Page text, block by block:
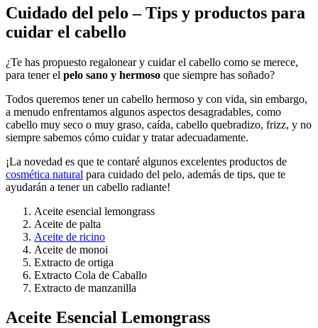
Cuidado del pelo – Tips y productos para
cuidar el cabello
¿Te has propuesto regalonear y cuidar el cabello como se merece,
para tener el pelo sano y hermoso que siempre has soñado?
Todos queremos tener un cabello hermoso y con vida, sin embargo,
a menudo enfrentamos algunos aspectos desagradables, como
cabello muy seco o muy graso, caída, cabello quebradizo, frizz, y no
siempre sabemos cómo cuidar y tratar adecuadamente.
¡La novedad es que te contaré algunos excelentes productos de
cosmética natural para cuidado del pelo, además de tips, que te
ayudarán a tener un cabello radiante!
Aceite esencial lemongrass
Aceite de palta
Aceite de ricino
Aceite de monoi
Extracto de ortiga
Extracto Cola de Caballo
Extracto de manzanilla
Aceite Esencial Lemongrass